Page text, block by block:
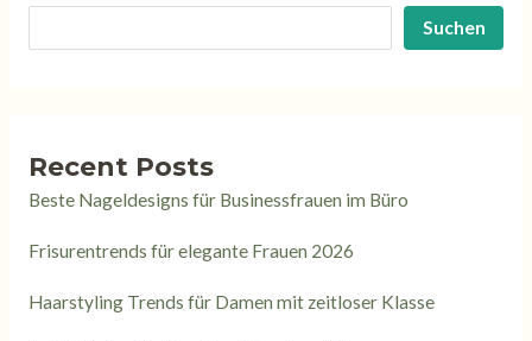
Suchen
Recent Posts
Beste Nageldesigns für Businessfrauen im Büro
Frisurentrends für elegante Frauen 2026
Haarstyling Trends für Damen mit zeitloser Klasse